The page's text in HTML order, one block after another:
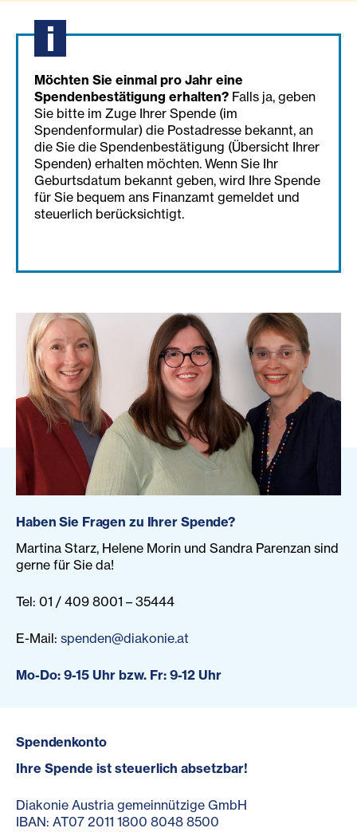
Möchten Sie einmal pro Jahr eine
Spendenbestätigung erhalten? Falls ja, geben
Sie bitte im Zuge Ihrer Spende (im
Spendenformular) die Postadresse bekannt, an
die Sie die Spendenbestätigung (Übersicht Ihrer
Spenden) erhalten möchten. Wenn Sie Ihr
Geburtsdatum bekannt geben, wird Ihre Spende
für Sie bequem ans Finanzamt gemeldet und
steuerlich berücksichtigt.
Spendenkonto
Ihre Spende ist steuerlich absetzbar!
Diakonie Austria gemeinnützige GmbH
IBAN: AT07 2011 1800 8048 8500
Haben Sie Fragen zu Ihrer Spende?
Martina Starz, Helene Morin und Sandra Parenzan sind
gerne für Sie da!
Tel: 01 / 409 8001 – 35444
E-Mail: spenden@diakonie.at
Mo-Do: 9-15 Uhr bzw. Fr: 9-12 Uhr